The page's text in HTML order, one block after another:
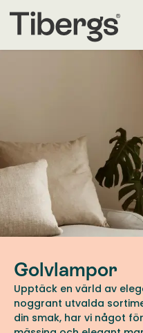
Golvlampor
Upptäck en värld av
noggrant utvalda
din smak, har vi något